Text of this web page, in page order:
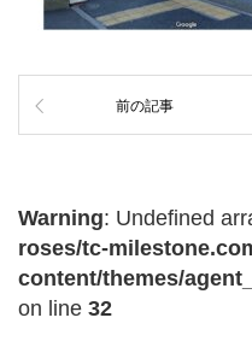
前の記事
Warning: Undefined
roses/tc-
content/themes/
on line 32